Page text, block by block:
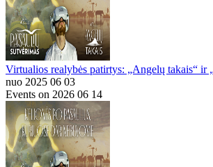
Virtualios realybės patirtys: „Angelų takais“ ir
nuo 2025 06 03
Events on 2026 06 14